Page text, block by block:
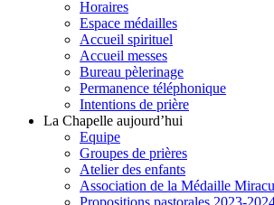
Horaires
Espace médailles
Accueil spirituel
Accueil messes
Bureau pèlerinage
Permanence téléphonique
Intentions de prière
La Chapelle aujourd’hui
Equipe
Groupes de prières
Atelier des enfants
Association de la Médaille
Propositions pastorales 2023-